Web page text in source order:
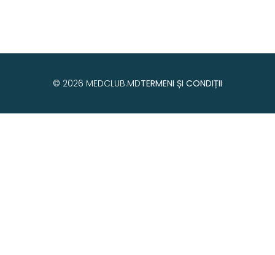
© 2026 MEDCLUB.MDTERMENI ȘI CONDIȚII